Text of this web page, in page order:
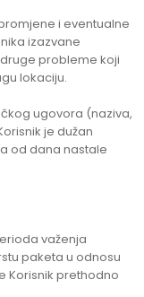
i eventualne
izazvane
probleme koji
lokaciju.
ugovora (naziva,
je dužan
od dana nastale
važenja
paketa u odnosu
Korisnik prethodno